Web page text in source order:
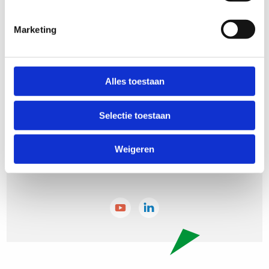
Marketing
Alles toestaan
Selectie toestaan
Weigeren